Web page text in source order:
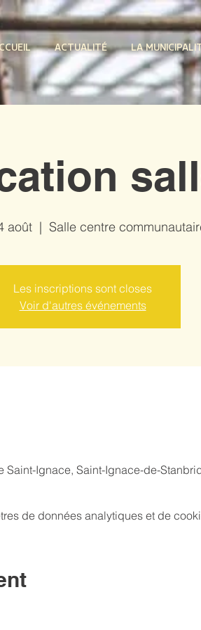
ACTUALITÉ LA
août
  |
Salle centre
Les inscriptions sont closes
Voir d'autres événements
Saint-Ignace, Saint-Ignace-de-
de données analytiques et de